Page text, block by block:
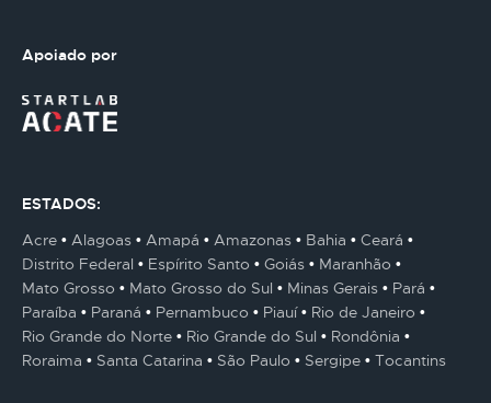
Apoiado por
ESTADOS:
Acre
Alagoas Amapá Amazonas Bahia
Ceará
Distrito Federal
Espírito Santo Goiás
Maranhão
Mato Grosso
Mato Grosso do Sul Minas Gerais
Pará
Paraíba
Paraná Pernambuco Piauí
Rio de Janeiro
Rio Grande do Norte
Rio Grande do Sul
Rondônia
Roraima
Santa Catarina São Paulo Sergipe Tocantins